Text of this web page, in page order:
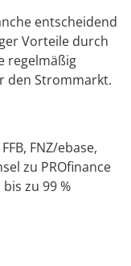
entscheidend
Vorteile durch
regelmäßig
den Strommarkt.
FNZ/ebase,
zu PROfinance
bis zu 99 %